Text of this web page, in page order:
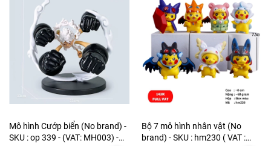
Mô hình Cướp biển (No brand) -
SKU : op 339 - (VAT: MH003) -
Bộ 7 mô hình nhân vật (No
brand) - SKU : hm230 ( VAT :